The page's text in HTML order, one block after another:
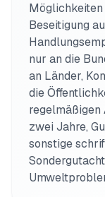
Möglichkeiten
Beseitigung
nur an die
an Länder,
die
regelmäßigen
zwei Jahre,
sonstige